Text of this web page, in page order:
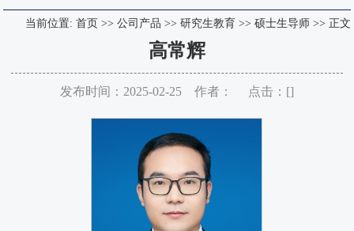
当前位置: 首页 >> 公司产品 >> 研究生教育 >> 硕士生导师 >> 正文
高常辉
发布时间：2025-02-25 作者： 点击：[]